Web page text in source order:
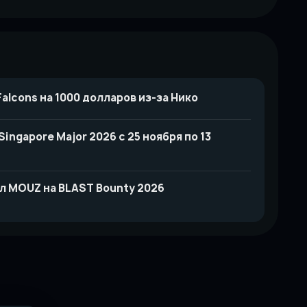
на 1000 долларов из-за Нико
Major 2026 с 25 ноября по 13
MOUZ на BLAST Bounty 2026